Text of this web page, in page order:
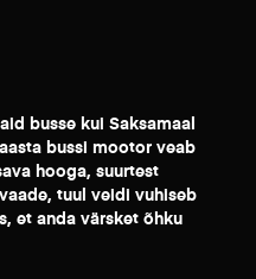
busse kui Saksamaal
bussi mootor veab
hooga, suurtest
tuul veidi vuhiseb
et anda värsket õhku